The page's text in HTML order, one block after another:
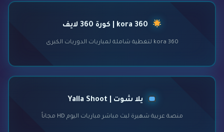
kora 360 لتغطية شاملة لمباريات الدوريات الكبرى
يلا شوت | Yalla Shoot
منصة عربية شهيرة لبث مباشر مباريات اليوم HD مجاناً